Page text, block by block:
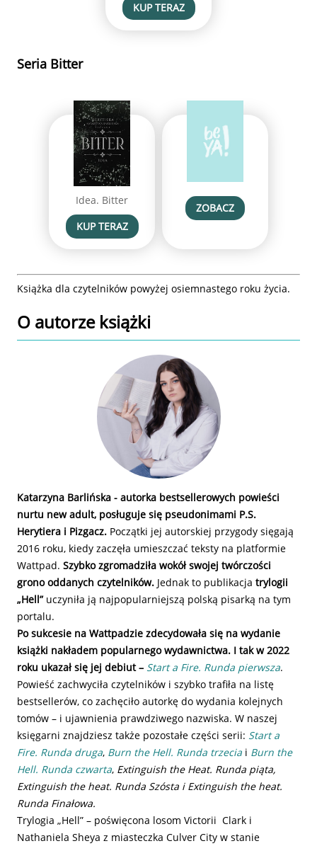
KUP TERAZ
Seria Bitter
Idea. Bitter
KUP TERAZ
ZOBACZ
Książka dla czytelników powyżej osiemnastego roku życia.
O autorze książki
Katarzyna Barlińska - autorka bestsellerowych powieści
nurtu new adult, posługuje się pseudonimami P.S.
Herytiera i Pizgacz. Początki jej autorskiej przygody sięgają
2016 roku, kiedy zaczęła umieszczać teksty na platformie
Wattpad. Szybko zgromadziła wokół swojej twórczości
grono oddanych czytelników. Jednak to publikacja trylogii
„Hell”uczyniła ją najpopularniejszą polską pisarką na tym
portalu.
Po sukcesie na Wattpadzie zdecydowała się na wydanie
książki nakładem popularnego wydawnictwa. I tak w 2022
roku ukazał się jej debiut – Start a Fire. Runda pierwsza.
Powieść zachwyciła czytelników i szybko trafiła na listę
bestsellerów, co zachęciło autorkę do wydania kolejnych
tomów – i ujawnienia prawdziwego nazwiska. W naszej
księgarni znajdziesz także pozostałe części serii: Start a
Fire. Runda druga, Burn the Hell. Runda trzecia i Burn the
Hell. Runda czwarta, Extinguish the Heat. Runda piąta,
Extinguish the heat. Runda Szósta i Extinguish the heat.
Runda Finałowa.
Trylogia „Hell” – poświęcona losom Victorii Clark i
Nathaniela Sheya z miasteczka Culver City w stanie